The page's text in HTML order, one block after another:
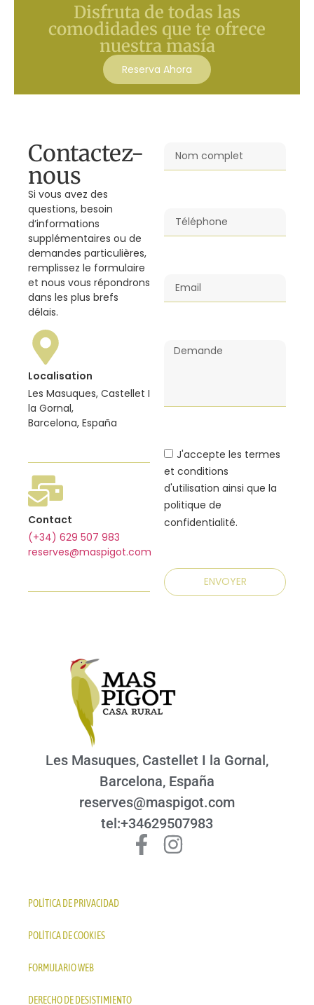
Disfruta de todas las
comodidades que te ofrece
nuestra masía
Reserva Ahora
Contactez-
nous
Si vous avez des
questions, besoin
d’informations
supplémentaires ou de
demandes particulières,
remplissez le formulaire
et nous vous répondrons
dans les plus brefs
délais.
Localisation
Les Masuques, Castellet I
la Gornal,
Barcelona, España
Contact
(+34) 629 507 983
reserves@maspigot.com
J'accepte les termes
et conditions
d'utilisation ainsi que la
politique de
confidentialité.
ENVOYER
Les Masuques, Castellet I la Gornal,
Barcelona, España
reserves@maspigot.com
tel:+34629507983
POLÍTICA DE PRIVACIDAD
POLÍTICA DE COOKIES
FORMULARIO WEB
DERECHO DE DESISTIMIENTO